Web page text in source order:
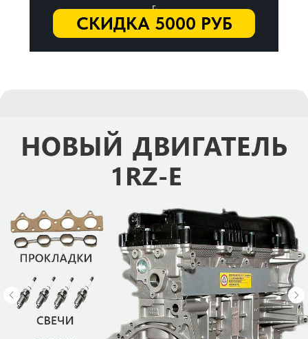
СКИДКА 5000 РУБ
г.